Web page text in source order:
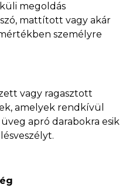
megoldás
mattított vagy akár
személyre
vagy ragasztott
amelyek rendkívül
apró darabokra esik